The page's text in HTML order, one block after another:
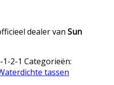
dealer van Sun
2-1 Categorieën:
tassen